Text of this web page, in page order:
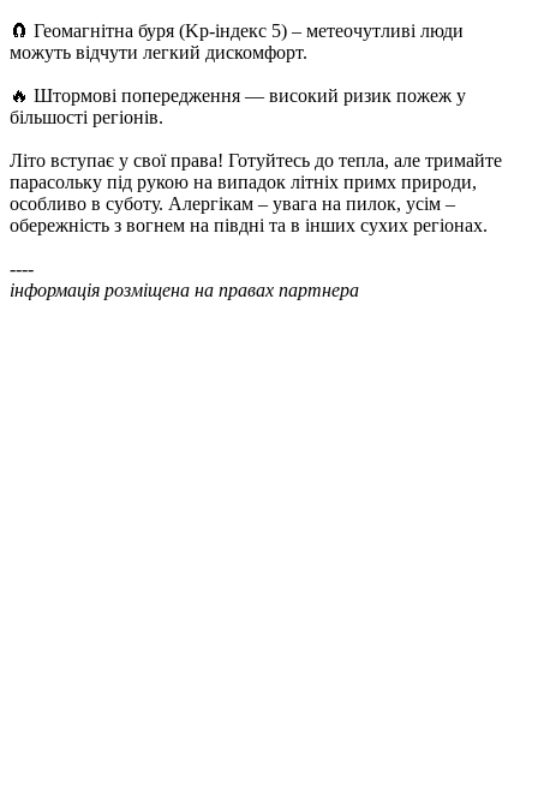
🧲 Геомагнітна буря (Kp-індекс 5) – метеочутливі люди
можуть відчути легкий дискомфорт.
🔥 Штормові попередження — високий ризик пожеж у
більшості регіонів.
Літо вступає у свої права! Готуйтесь до тепла, але тримайте
парасольку під рукою на випадок літніх примх природи,
особливо в суботу. Алергікам – увага на пилок, усім –
обережність з вогнем на півдні та в інших сухих регіонах.
----
інформація розміщена на правах партнера